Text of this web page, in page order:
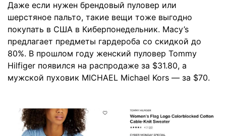
Даже если нужен брендовый пуловер или
шерстяное пальто, такие вещи тоже выгодно
покупать в США в Киберпонедельник. Macy’s
предлагает предметы гардероба со скидкой до
80%. В прошлом году женский пуловер Tommy
Hilfiger появился на распродаже за $31.80, а
мужской пуховик MICHAEL Michael Kors — за $70.